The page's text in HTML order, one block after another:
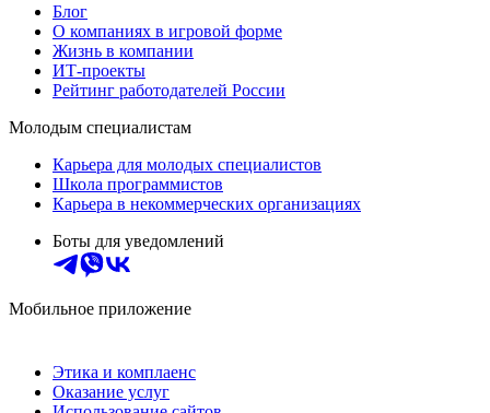
Блог
О компаниях в игровой форме
Жизнь в компании
ИТ-проекты
Рейтинг работодателей России
Молодым специалистам
Карьера для молодых специалистов
Школа программистов
Карьера в некоммерческих организациях
Боты для уведомлений
Мобильное приложение
Этика и комплаенс
Оказание услуг